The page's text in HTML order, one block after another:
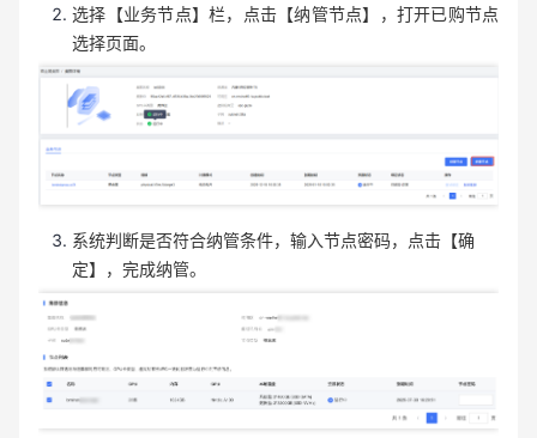
选择【业务节点】栏，点击【纳管节点】，打开已购节点
选择页面。
系统判断是否符合纳管条件，输入节点密码，点击【确
定】，完成纳管。